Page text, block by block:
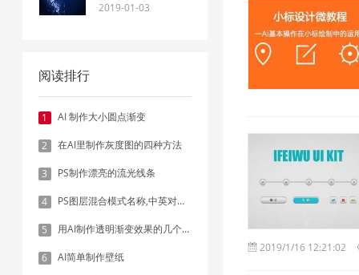
2019-01-03
阅读排行
1 AI 制作大小圆点渐变
2 在AI里制作灰度图的四种方法
3 PS制作漂亮的流光线条
4 PS图层混合模式名称,中英对照表
5 用AI制作透明渐变效果的几个方法
6 AI简单制作壁纸
2019/1/16 12:21:02